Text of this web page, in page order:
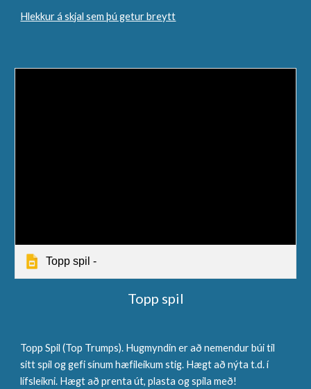
Hlekkur á skjal sem þú getur breytt
Topp spil -
Topp spil
Topp Spil (Top Trumps). Hugmyndin er að nemendur búi til
sitt spil og gefi sínum hæfileikum stig. Hægt að nýta t.d. í
lífsleikni. Hægt að prenta út, plasta og spila með!